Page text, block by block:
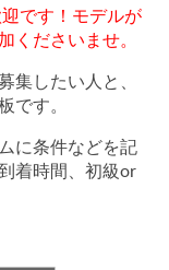
です！モデルが
くださいませ。
集したい人と、
です。
に条件などを記
着時間、初級or